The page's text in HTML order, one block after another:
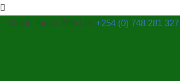
Get in Touch With Us: +254 (0) 748 281 327